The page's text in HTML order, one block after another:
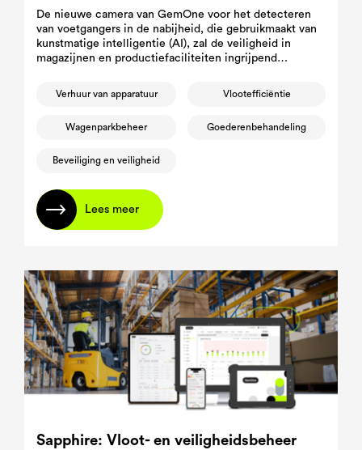
De nieuwe camera van GemOne voor het detecteren
van voetgangers in de nabijheid, die gebruikmaakt van
kunstmatige intelligentie (AI), zal de veiligheid in
magazijnen en productiefaciliteiten ingrijpend
Verhuur van apparatuur Vlootefficiëntie
Wagenparkbeheer Goederenbehandeling
Beveiliging en veiligheid
Lees meer
Sapphire: Vloot- en veiligheidsbeheer